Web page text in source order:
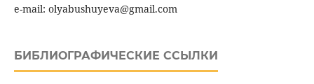
e-mail: olyabushuyeva@gmail.com
БИБЛИОГРАФИЧЕСКИЕ ССЫЛКИ